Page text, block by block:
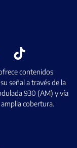
contenidos
señal a través de la
930 (AM) y vía
cobertura.